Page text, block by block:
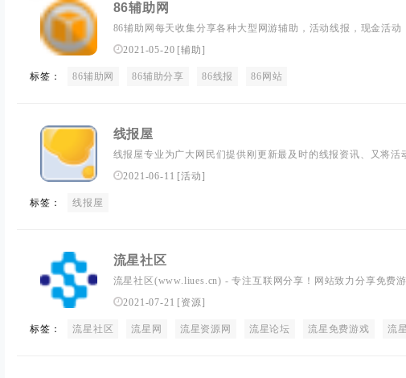
86辅助网
86辅助网每天收集分享各种大型网游辅助，活动线报，现金活动
游戏辅助，破解软件，网赚经验等的一个资源分享聚集地
2021-05-20 [辅助]
标签： 86辅助网 86辅助分享 86线报 86网站
线报屋
线报屋专业为广大网民们提供刚更新最及时的线报资讯、又将活
薅羊毛又将活动线报等信息。
2021-06-11 [活动]
标签： 线报屋
流星社区
流星社区(www.liues.cn) - 专注互联网分享！网站致力分享免费
报、网站源码、网络课程、影视等资源共享，坚持分享网络技术
2021-07-21 [资源]
标签： 流星社区 流星网 流星资源网 流星论坛 流星免费游戏 流星